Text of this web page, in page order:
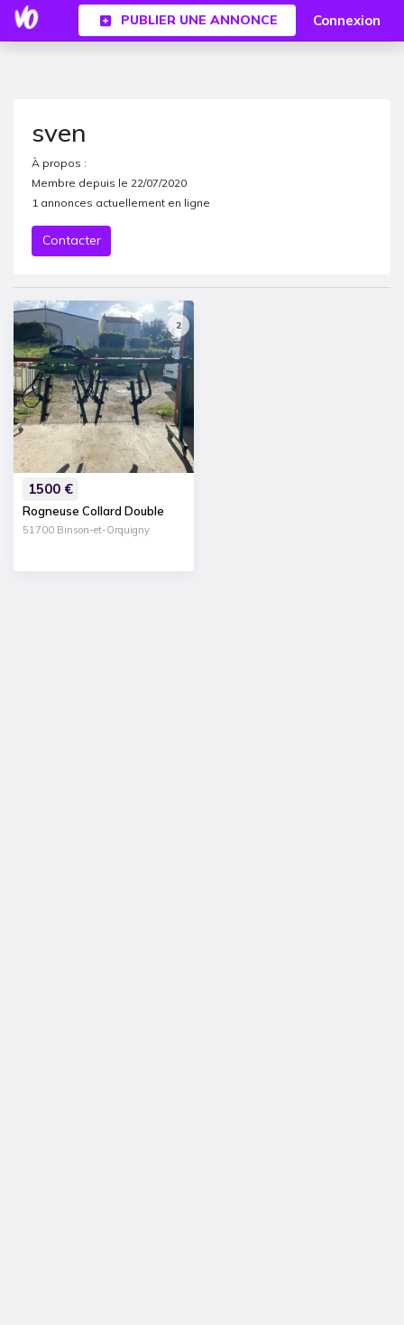
PUBLIER UNE ANNONCE Connexion
sven
À propos :
Membre depuis le 22/07/2020
1 annonces actuellement en ligne
Contacter
2
1500 €
Rogneuse Collard Double
51700 Binson-et-Orquigny